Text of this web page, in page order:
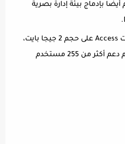
بإدماج بيئة إدارة بصرية
تحتوي قاعدة بيانات Access على حجم 2 جيجا بايت،
وليس من الممكن أن يتم دعم أكثر من 255 مستخدم